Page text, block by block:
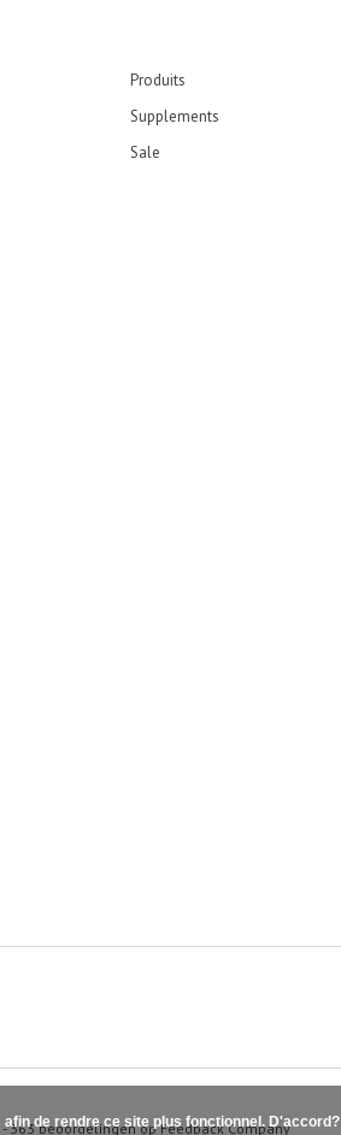
Produits
Supplements
Sale
-363beoordelingen opFeedback Company
de rendre ce site plus fonctionnel. D'accord?